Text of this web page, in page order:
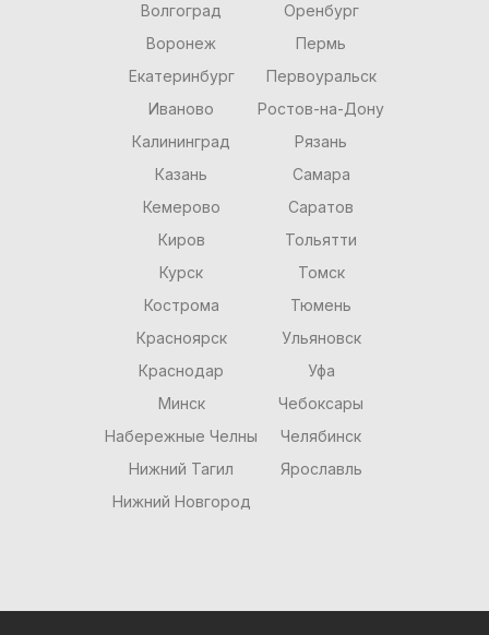
Волгоград
Воронеж
Екатеринбург
Иваново
Калининград
Казань
Кемерово
Киров
Курск
Кострома
Красноярск
Краснодар
Минск
Набережные Челны
Нижний Тагил
Нижний Новгород
Оренбург
Пермь
Первоуральск
Ростов-на-Дону
Рязань
Самара
Саратов
Тольятти
Томск
Тюмень
Ульяновск
Уфа
Чебоксары
Челябинск
Ярославль